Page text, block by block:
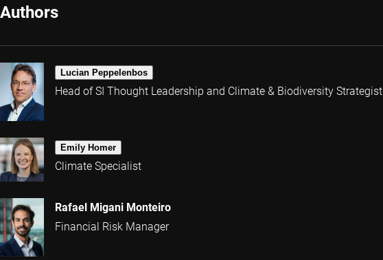
Authors
Lucian Peppelenbos
Head of SI Thought Leadership and Climate & Biodiversity Strategist
Emily Homer
Climate Specialist
Rafael Migani Monteiro
Financial Risk Manager